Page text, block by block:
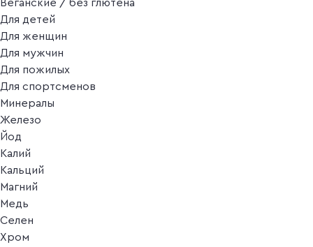
Веганские / без глютена
Для детей
Для женщин
Для мужчин
Для пожилых
Для спортсменов
Минералы
Железо
Йод
Калий
Кальций
Магний
Медь
Селен
Хром